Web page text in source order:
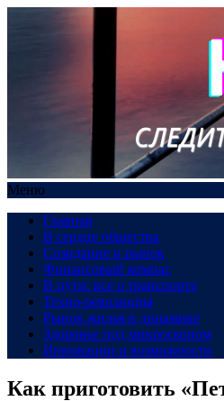
Меню
Главная
В сердце общества
Созидание и рынок
Финансовый компас
В пути: все о транспорте
Техно-революция
Рынок жилья в динамике
Здоровье под микроскопом
Инновации и возможности
Как приготовить